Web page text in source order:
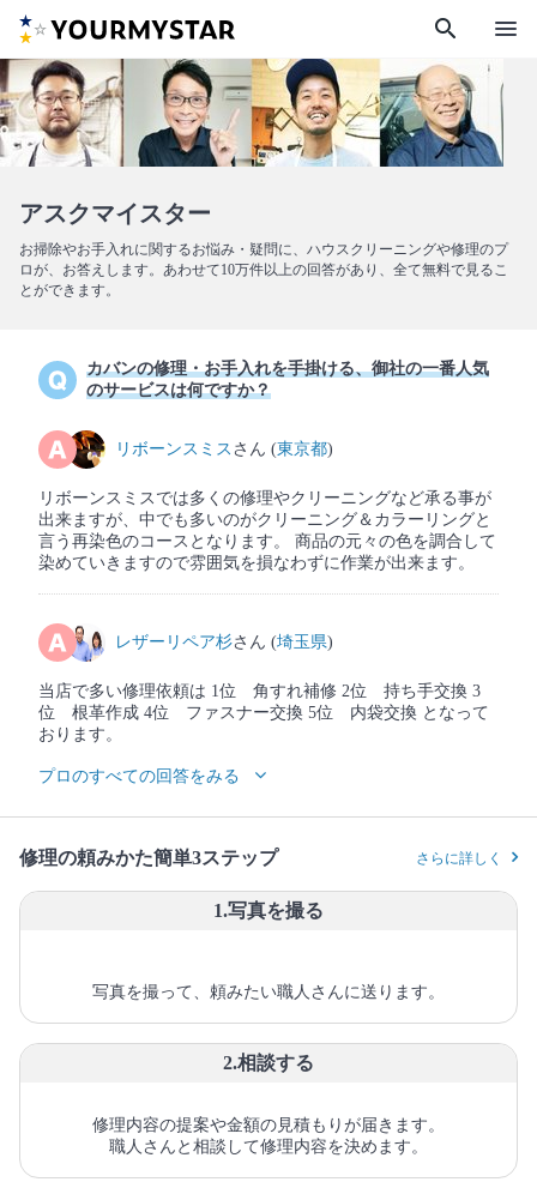
search menu
アスクマイスター
お掃除やお手入れに関するお悩み・疑問に、ハウスクリーニングや修理のプ
ロが、お答えします。あわせて10万件以上の回答があり、全て無料で見るこ
とができます。
カバンの修理・お手入れを手掛ける、御社の一番人気
のサービスは何ですか？
リボーンスミス さん (東京都)
リボーンスミスでは多くの修理やクリーニングなど承る事が
出来ますが、中でも多いのがクリーニング＆カラーリングと
言う再染色のコースとなります。 商品の元々の色を調合して
染めていきますので雰囲気を損なわずに作業が出来ます。
レザーリペア杉さん (埼玉県)
当店で多い修理依頼は 1位 角すれ補修 2位 持ち手交換 3
位 根革作成 4位 ファスナー交換 5位 内袋交換 となって
おります。
プロのすべての回答をみる
修理の頼みかた簡単3ステップ さらに詳しく
1.写真を撮る
写真を撮って、頼みたい職人さんに送ります。
2.相談する
修理内容の提案や金額の見積もりが届きます。
職人さんと相談して修理内容を決めます。